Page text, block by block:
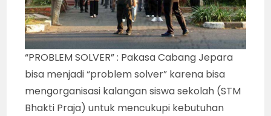
“PROBLEM SOLVER” : Pakasa Cabang Jepara
bisa menjadi “problem solver” karena bisa
mengorganisasi kalangan siswa sekolah (STM
Bhakti Praja) untuk mencukupi kebutuhan